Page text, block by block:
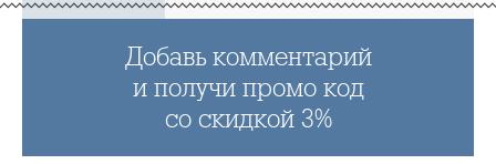
Добавь комментарий
и получи промо код
со скидкой 3%